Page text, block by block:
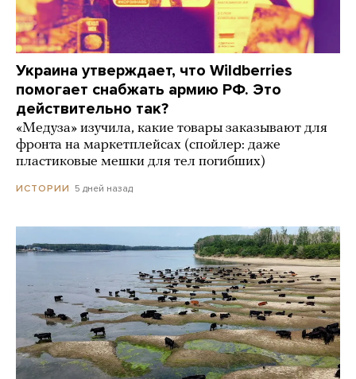
Украина утверждает, что Wildberries
помогает снабжать армию РФ. Это
действительно так?
«Медуза» изучила, какие товары заказывают для
фронта на маркетплейсах (спойлер: даже
пластиковые мешки для тел погибших)
ИСТОРИИ 5 дней назад